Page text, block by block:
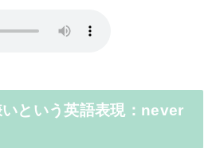
という英語表現：never